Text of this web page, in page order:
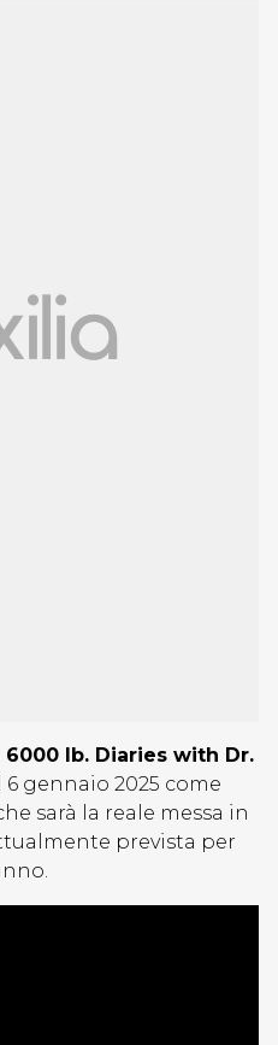
6000 lb. Diaries with Dr.
gennaio 2025 come
sarà la reale messa in
prevista per